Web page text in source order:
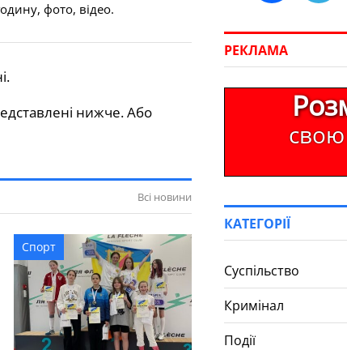
фото, відео.
нижче. Або
Всі новини
Спорт
РЕКЛАМА
КАТЕГОРІЇ
Суспільство
Кримінал
Події